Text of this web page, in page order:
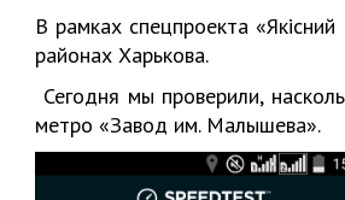
В рамках спецпроекта
районах Харькова.
Сегодня мы проверили,
метро «Завод им. Малышева».